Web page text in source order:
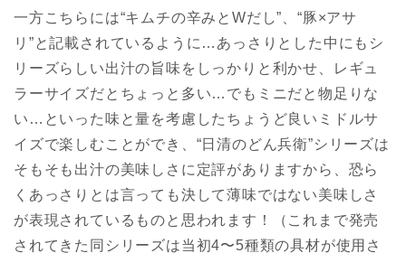
一方こちらには“キムチの辛みとWだし”、“豚×アサ
リ”と記載されているように…あっさりとした中にもシ
リーズらしい出汁の旨味をしっかりと利かせ、レギュ
ラーサイズだとちょっと多い…でもミニだと物足りな
い…といった味と量を考慮したちょうど良いミドルサ
イズで楽しむことができ、“日清のどん兵衛”シリーズは
そもそも出汁の美味しさに定評がありますから、恐ら
くあっさりとは言っても決して薄味ではない美味しさ
が表現されているものと思われます！（これまで発売
されてきた同シリーズは当初4〜5種類の具材が使用さ